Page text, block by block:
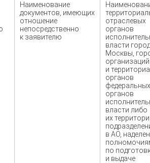
Наименование
документов, имеющих
отношение
непосредственно
к заявителю
отраслевых
органов
власти
Москвы,
организаций
и
органов
федеральных
органов
власти либо
их
в АО,
по
и выдаче